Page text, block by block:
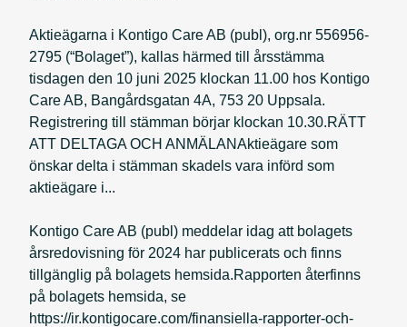
Aktieägarna i Kontigo Care AB (publ), org.nr 556956-
2795 (“Bolaget”), kallas härmed till årsstämma
tisdagen den 10 juni 2025 klockan 11.00 hos Kontigo
Care AB, Bangårdsgatan 4A, 753 20 Uppsala.
Registrering till stämman börjar klockan 10.30.RÄTT
ATT DELTAGA OCH ANMÄLANAktieägare som
önskar delta i stämman skadels vara införd som
aktieägare i...
Kontigo Care AB (publ) meddelar idag att bolagets
årsredovisning för 2024 har publicerats och finns
tillgänglig på bolagets hemsida.Rapporten återfinns
på bolagets hemsida, se
https://ir.kontigocare.com/finansiella-rapporter-och-